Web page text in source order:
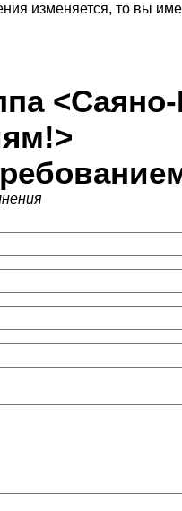
изменяется, то вы